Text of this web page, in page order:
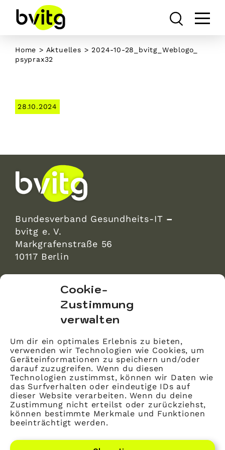
Cookie-
Zustimmung
verwalten
Um dir ein optimales Erlebnis zu bieten,
verwenden wir Technologien wie Cookies, um
Geräteinformationen zu speichern und/oder
darauf zuzugreifen. Wenn du diesen
Technologien zustimmst, können wir Daten wie
das Surfverhalten oder eindeutige IDs auf
dieser Website verarbeiten. Wenn du deine
Zustimmung nicht erteilst oder zurückziehst,
können bestimmte Merkmale und Funktionen
beeinträchtigt werden.
content
Home > Aktuelles > 2024-10-28_bvitg_Weblogo_
psyprax32
28.10.2024
Bundesverband Gesundheits-IT –
bvitg e. V.
Markgrafenstraße 56
10117 Berlin
Markgrafenstraße 56
10117 Berlin
Impressum
Kontakt
Datenschutz
Mitglied werden
LinkedIn
YouTube